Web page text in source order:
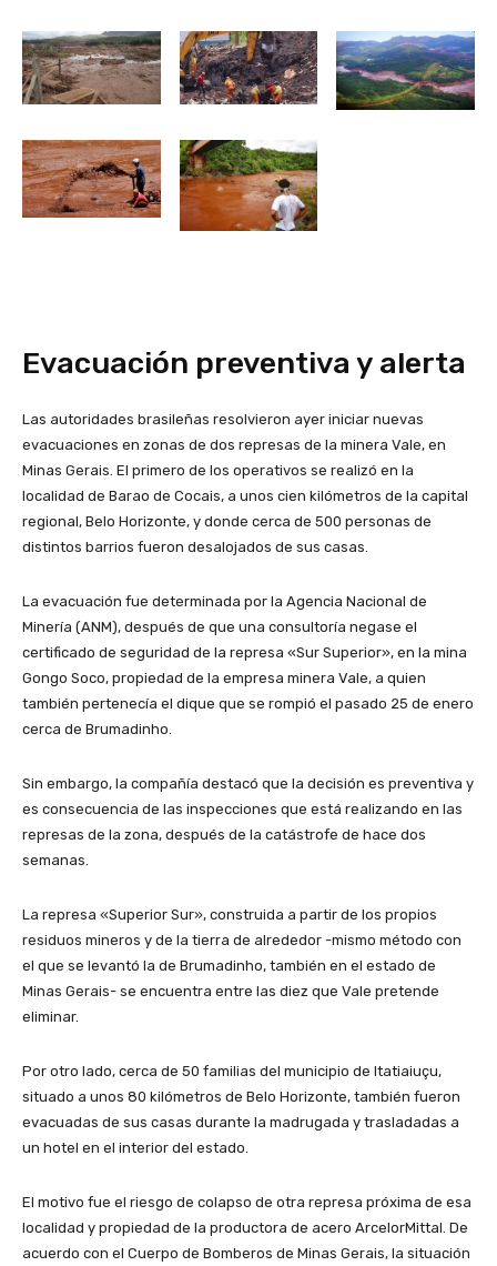
Evacuación preventiva y alerta
Las autoridades brasileñas resolvieron ayer iniciar nuevas
evacuaciones en zonas de dos represas de la minera Vale, en
Minas Gerais. El primero de los operativos se realizó en la
localidad de Barao de Cocais, a unos cien kilómetros de la capital
regional, Belo Horizonte, y donde cerca de 500 personas de
distintos barrios fueron desalojados de sus casas.
La evacuación fue determinada por la Agencia Nacional de
Minería (ANM), después de que una consultoría negase el
certificado de seguridad de la represa «Sur Superior», en la mina
Gongo Soco, propiedad de la empresa minera Vale, a quien
también pertenecía el dique que se rompió el pasado 25 de enero
cerca de Brumadinho.
Sin embargo, la compañía destacó que la decisión es preventiva y
es consecuencia de las inspecciones que está realizando en las
represas de la zona, después de la catástrofe de hace dos
semanas.
La represa «Superior Sur», construida a partir de los propios
residuos mineros y de la tierra de alrededor -mismo método con
el que se levantó la de Brumadinho, también en el estado de
Minas Gerais- se encuentra entre las diez que Vale pretende
eliminar.
Por otro lado, cerca de 50 familias del municipio de Itatiaiuçu,
situado a unos 80 kilómetros de Belo Horizonte, también fueron
evacuadas de sus casas durante la madrugada y trasladadas a
un hotel en el interior del estado.
El motivo fue el riesgo de colapso de otra represa próxima de esa
localidad y propiedad de la productora de acero ArcelorMittal. De
acuerdo con el Cuerpo de Bomberos de Minas Gerais, la situación